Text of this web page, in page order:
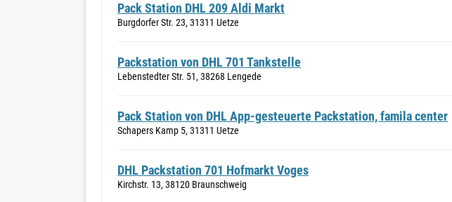
Pack Station DHL 209 Aldi Markt
Burgdorfer Str. 23, 31311 Uetze
Packstation von DHL 701 Tankstelle
Lebenstedter Str. 51, 38268 Lengede
Pack Station von DHL App-gesteuerte Packstation, famila center
Schapers Kamp 5, 31311 Uetze
DHL Packstation 701 Hofmarkt Voges
Kirchstr. 13, 38120 Braunschweig